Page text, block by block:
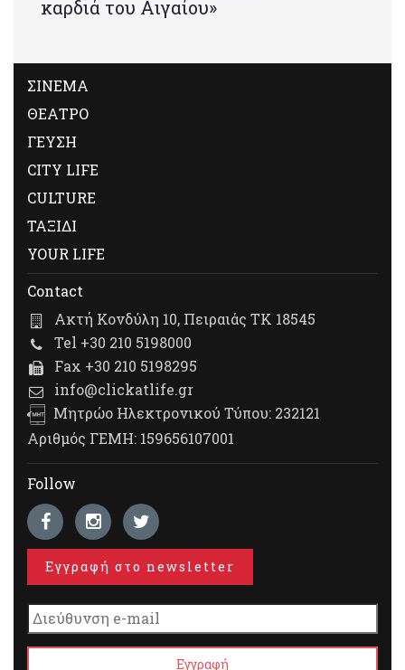
καρδιά του Αιγαίου»
ΣΙΝΕΜΑ
ΘΕΑΤΡΟ
ΓΕΥΣΗ
CITY LIFE
CULTURE
ΤΑΞΙΔΙ
YOUR LIFE
Contact
Ακτή Κονδύλη 10, Πειραιάς ΤΚ 18545
Tel +30 210 5198000
Fax +30 210 5198295
info@clickatlife.gr
Μητρώο Ηλεκτρονικού Τύπου: 232121
Αριθμός ΓΕΜΗ: 159656107001
Follow
Εγγραφή στο newsletter